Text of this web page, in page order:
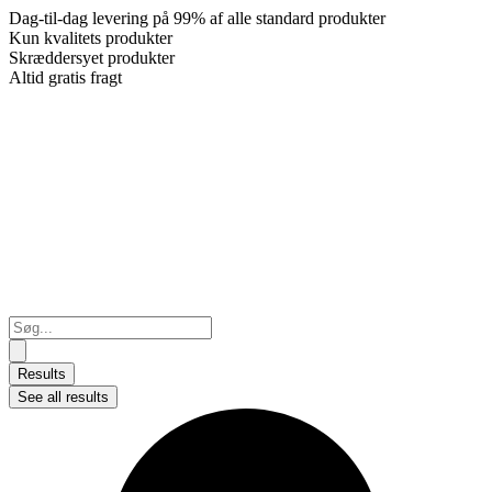
Dag-til-dag levering på 99% af alle standard produkter
Kun kvalitets produkter
Skræddersyet produkter
Altid gratis fragt
Search
...
Results
See all results